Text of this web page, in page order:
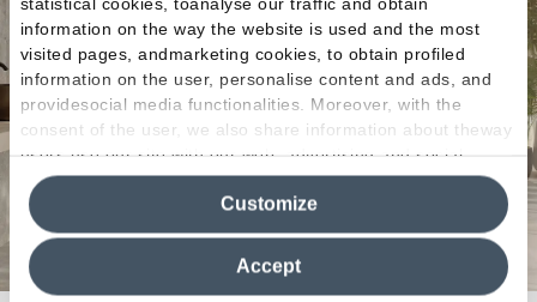
information on the way the website is used and the most
visited pages, andmarketing cookies, to obtain profiled
information on the user, personalise content and ads, and
providesocial media functionalities. Moreover, with the
consent of the user, we also share information about theway
users use our site with our web, advertising and social
media analytics partners, who may combine itwith other
information in their possession. By closing this banner,
clicking on "Reject", it will be possible tocontinue browsing
the site after installing only technical cookies. For more
information see the
Cookie Policy
Accept
Customize